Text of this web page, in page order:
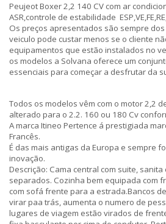
Peujeot Boxer 2,2 140 CV com ar
ASR,controle de estabilidade
Os preços apresentados são sempre
veiculo pode custar menos se o cliente
equipamentos que estão instalados no
os modelos a Solvana oferece um
essenciais para começar a desfrutar da
Todos os modelos vêm com o motor 2,2
alterado para o 2.2. 160 ou 180 Cv
A marca Itineo Pertence á prestigiada
Francês.
É das mais antigas da Europa e sempre
inovação.
Descrição: Cama central com suite,
separados. Cozinha bem equipada com
com sofá frente para a estrada.Bancos
virar paa trás, aumenta o numero de
lugares de viagem estão virados de